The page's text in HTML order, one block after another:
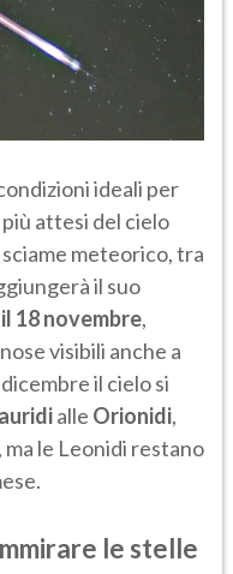
ideali per
attesi del cielo
meteorico, tra
il suo
il 18 novembre,
visibili anche a
il cielo si
alle Orionidi,
ma le Leonidi restano
le stelle